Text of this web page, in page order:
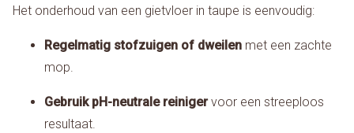
Het onderhoud van een gietvloer in taupe is eenvoudig:
Regelmatig stofzuigen of dweilenmet een zachte
mop.
Gebruik pH-neutrale reinigervoor een streeploos
resultaat.